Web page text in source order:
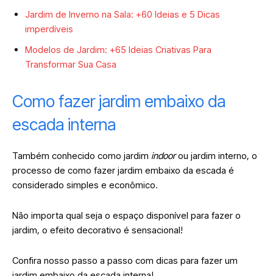
Jardim de Inverno na Sala: +60 Ideias e 5 Dicas
imperdíveis
Modelos de Jardim: +65 Ideias Criativas Para
Transformar Sua Casa
Como fazer jardim embaixo da
escada interna
Também conhecido como jardim indoorou jardim interno, o
processo de como fazer jardim embaixo da escada é
considerado simples e econômico.
Não importa qual seja o espaço disponível para fazer o
jardim, o efeito decorativo é sensacional!
Confira nosso passo a passo com dicas para fazer um